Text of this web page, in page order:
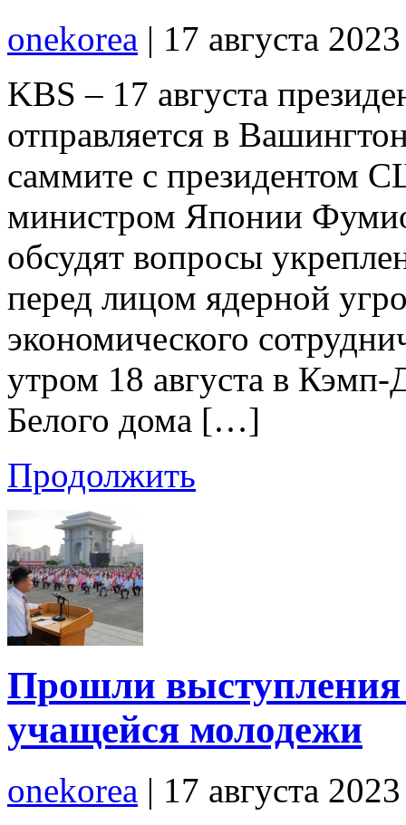
onekorea | 17 августа 2023
KBS – 17 августа
отправляется в
саммите с президентом
министром Японии
обсудят вопросы
перед лицом ядерной
экономического
утром 18 августа в Кэмп-
Белого дома […]
Продолжить
Прошли выступления
учащейся молодежи
onekorea | 17 августа 2023